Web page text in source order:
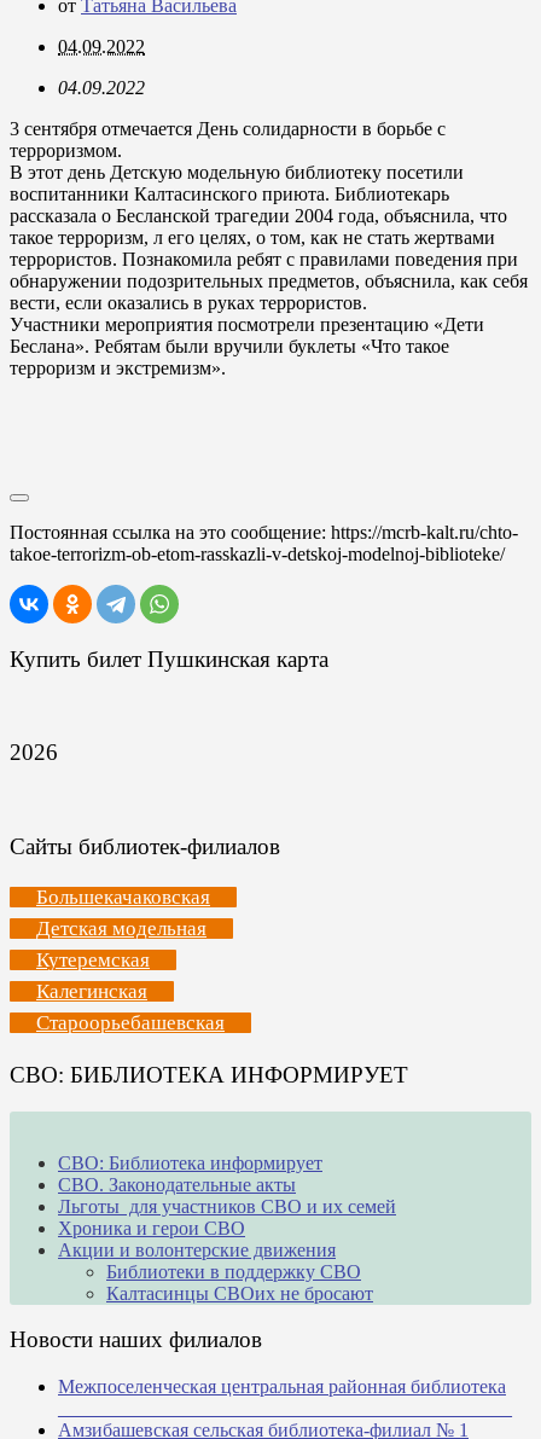
от Татьяна Васильева
04.09.2022
04.09.2022
3 сентября отмечается День солидарности в борьбе с
терроризмом.
В этот день Детскую модельную библиотеку посетили
воспитанники Калтасинского приюта. Библиотекарь
рассказала о Бесланской трагедии 2004 года, объяснила, что
такое терроризм, л его целях, о том, как не стать жертвами
террористов. Познакомила ребят с правилами поведения при
обнаружении подозрительных предметов, объяснила, как себя
вести, если оказались в руках террористов.
Участники мероприятия посмотрели презентацию «Дети
Беслана». Ребятам были вручили буклеты «Что такое
терроризм и экстремизм».
Постоянная ссылка на это сообщение: https://mcrb-kalt.ru/chto-
takoe-terrorizm-ob-etom-rasskazli-v-detskoj-modelnoj-biblioteke/
Купить билет Пушкинская карта
2026
Сайты библиотек-филиалов
Большекачаковская
Детская модельная
Кутеремская
Калегинская
Староорьебашевская
СВО: БИБЛИОТЕКА ИНФОРМИРУЕТ
СВО: Библиотека информирует
СВО. Законодательные акты
Льготы для участников СВО и их семей
Хроника и герои СВО
Акции и волонтерские движения
Библиотеки в поддержку СВО
Калтасинцы СВОих не бросают
Новости наших филиалов
Межпоселенческая центральная районная библиотека
Амзибашевская сельская библиотека-филиал № 1